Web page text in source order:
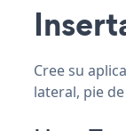
Cree su
lateral, pie